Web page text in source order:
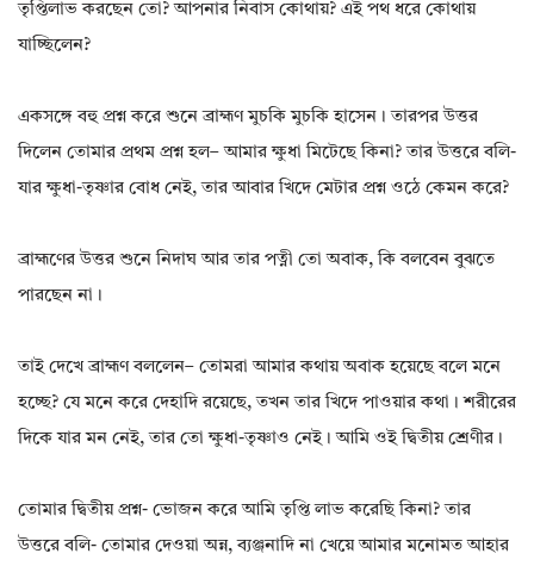
তৃপ্তিলাভ করছেন তো? আপনার নিবাস কোথায়? এই পথ ধরে কোথায়
যাচ্ছিলেন?
একসঙ্গে বহু প্রশ্ন করে শুনে ব্রাহ্মণ মুচকি মুচকি হাসেন। তারপর উত্তর
দিলেন তোমার প্রথম প্রশ্ন হল– আমার ক্ষুধা মিটেছে কিনা? তার উত্তরে বলি-
যার ক্ষুধা-তৃষ্ণার বোধ নেই, তার আবার খিদে মেটার প্রশ্ন ওঠে কেমন করে?
ব্রাহ্মণের উত্তর শুনে নিদাঘ আর তার পত্নী তো অবাক, কি বলবেন বুঝতে
পারছেন না।
তাই দেখে ব্রাহ্মণ বললেন– তোমরা আমার কথায় অবাক হয়েছে বলে মনে
হচ্ছে? যে মনে করে দেহাদি রয়েছে, তখন তার খিদে পাওয়ার কথা। শরীরের
দিকে যার মন নেই, তার তো ক্ষুধা-তৃষ্ণাও নেই। আমি ওই দ্বিতীয় শ্রেণীর।
তোমার দ্বিতীয় প্রশ্ন- ভোজন করে আমি তৃপ্তি লাভ করেছি কিনা? তার
উত্তরে বলি- তোমার দেওয়া অন্ন, ব্যঞ্জনাদি না খেয়ে আমার মনোমত আহার